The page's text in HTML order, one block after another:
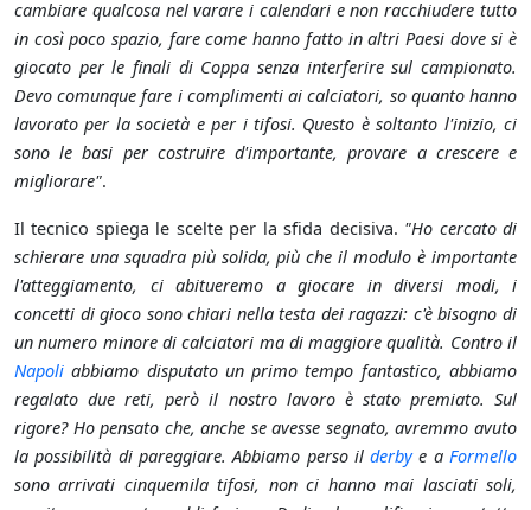
cambiare qualcosa nel varare i calendari e non racchiudere tutto
in così poco spazio, fare come hanno fatto in altri Paesi dove si è
giocato per le finali di Coppa senza interferire sul campionato.
Devo comunque fare i complimenti ai calciatori, so quanto hanno
lavorato per la società e per i tifosi. Questo è soltanto l'inizio, ci
sono le basi per costruire d'importante, provare a crescere e
migliorare".
Il tecnico spiega le scelte per la sfida decisiva. "Ho cercato di
schierare una squadra più solida, più che il modulo è importante
l'atteggiamento, ci abitueremo a giocare in diversi modi, i
concetti di gioco sono chiari nella testa dei ragazzi: c'è bisogno di
un numero minore di calciatori ma di maggiore qualità. Contro il
Napoli abbiamo disputato un primo tempo fantastico, abbiamo
regalato due reti, però il nostro lavoro è stato premiato. Sul
rigore? Ho pensato che, anche se avesse segnato, avremmo avuto
la possibilità di pareggiare. Abbiamo perso ilderbye aFormello
sono arrivati cinquemila tifosi, non ci hanno mai lasciati soli,